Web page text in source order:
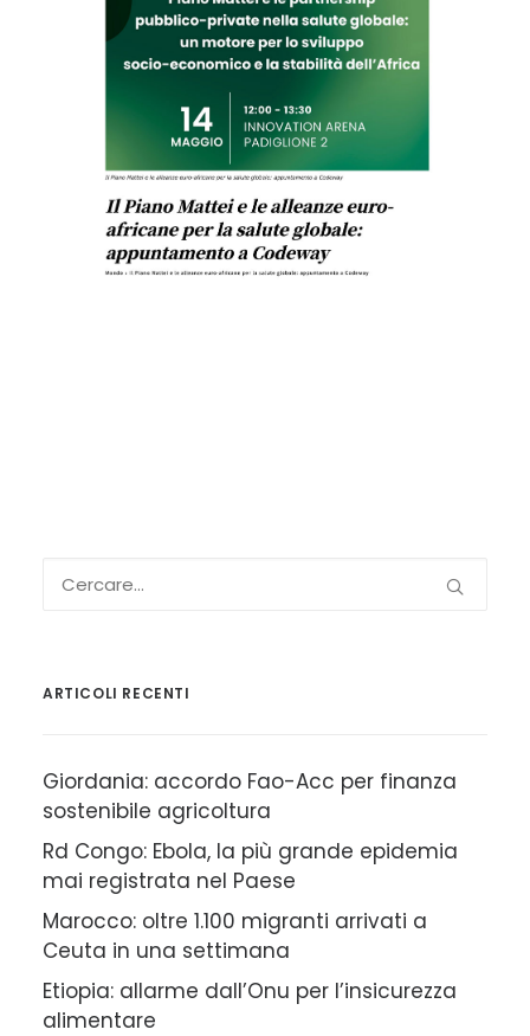
ARTICOLI RECENTI
Giordania: accordo Fao-Acc per finanza
sostenibile agricoltura
Rd Congo: Ebola, la più grande epidemia
mai registrata nel Paese
Marocco: oltre 1.100 migranti arrivati a
Ceuta in una settimana
Etiopia: allarme dall’Onu per l’insicurezza
alimentare